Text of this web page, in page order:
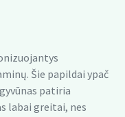
Šie papildai ypač
patiria
labai greitai, nes